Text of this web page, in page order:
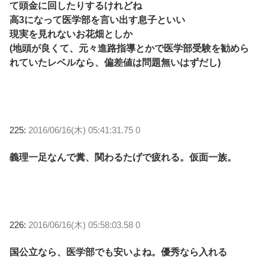
て頭金に回したりするけれどね
高3になって医学部を言い出す息子といい
現実を見れないお花畑としか
(地頭が良くて、元々進路指導とかで医学部受験を勧めら
れていたレベルなら、偏差値は問題無いはずだし)
225: 2016/06/16(木) 05:41:31.75 0
義理一足なんで糞、関わるたげで疲れる。仮面一族。
226: 2016/06/16(木) 05:58:03.58 0
国公立なら、医学部でも安いよね。優秀なら入れる